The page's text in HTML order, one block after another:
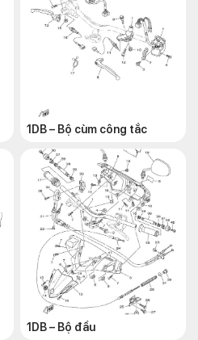
1DB – Bộ cùm công tắc
1DB – Bộ đầu